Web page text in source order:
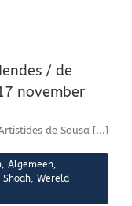
/ de
november
de Sousa [...]
, Algemeen,
Shoah, Wereld